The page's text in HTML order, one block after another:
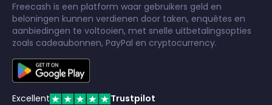
Freecash is een platform waar gebruikers geld en
beloningen kunnen verdienen door taken, enquêtes en
aanbiedingen te voltooien, met snelle uitbetalingsopties
zoals cadeaubonnen, PayPal en cryptocurrency.
Excellent Trustpilot